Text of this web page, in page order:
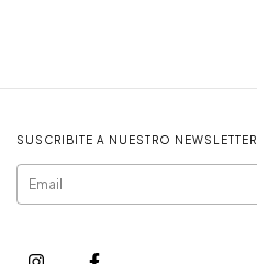
SUSCRIBITE A NUESTRO NEWSLETTER